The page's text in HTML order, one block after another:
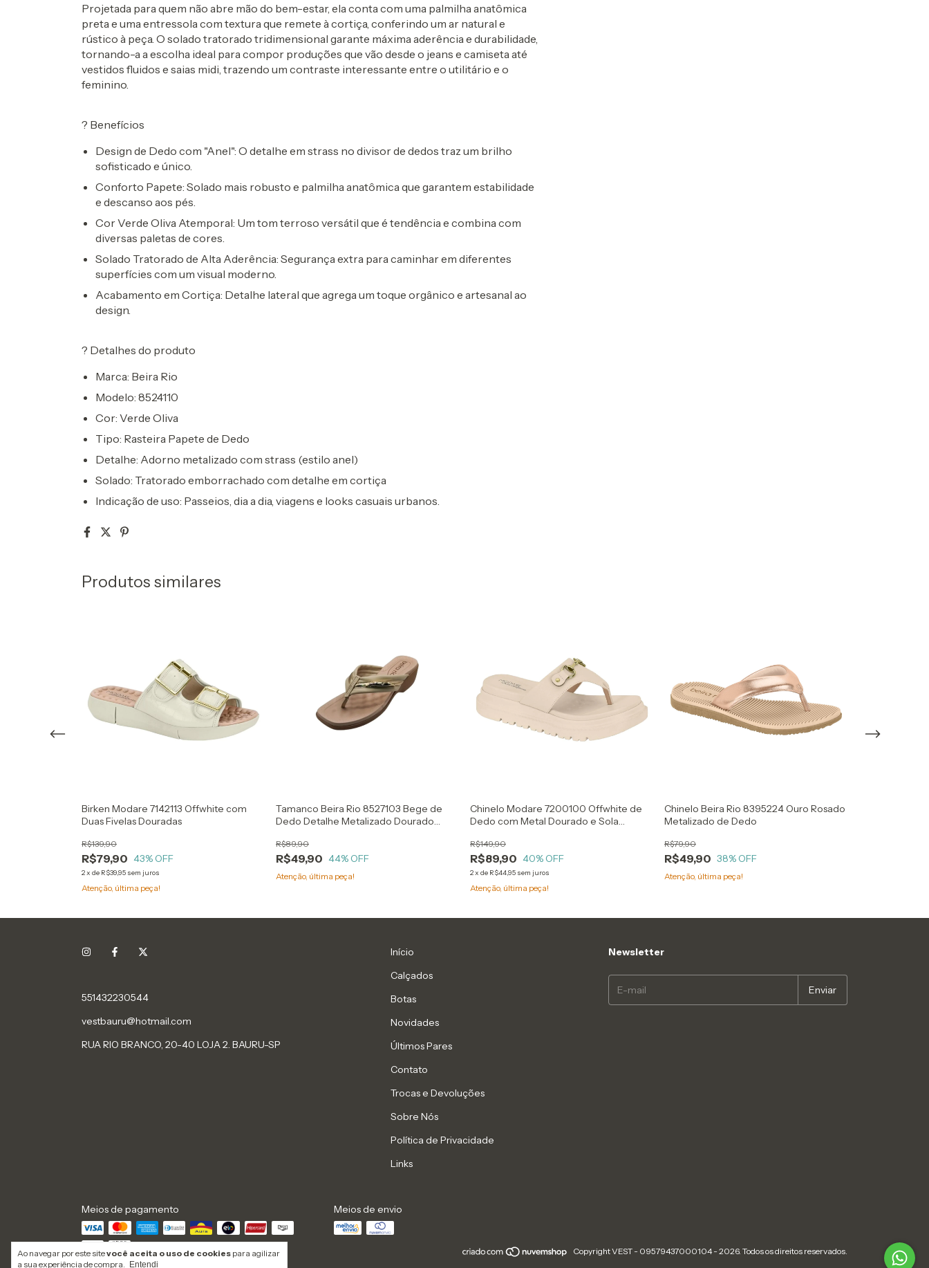
Ao navegar por este sitevocê aceita o uso de cookies para agilizar
a sua experiência de compra.
Entendi
Projetada para quem não abre mão do bem-estar, ela conta com uma palmilha anatômica
preta e uma entressola com textura que remete à cortiça, conferindo um ar natural e
rústico à peça. O solado tratorado tridimensional garante máxima aderência e durabilidade,
tornando-a a escolha ideal para compor produções que vão desde o jeans e camiseta até
vestidos fluidos e saias midi, trazendo um contraste interessante entre o utilitário e o
feminino.
? Benefícios
Design de Dedo com "Anel": O detalhe em strass no divisor de dedos traz um brilho
sofisticado e único.
Conforto Papete: Solado mais robusto e palmilha anatômica que garantem estabilidade
e descanso aos pés.
Cor Verde Oliva Atemporal: Um tom terroso versátil que é tendência e combina com
diversas paletas de cores.
Solado Tratorado de Alta Aderência: Segurança extra para caminhar em diferentes
superfícies com um visual moderno.
Acabamento em Cortiça: Detalhe lateral que agrega um toque orgânico e artesanal ao
design.
? Detalhes do produto
Marca: Beira Rio
Modelo: 8524110
Cor: Verde Oliva
Tipo: Rasteira Papete de Dedo
Detalhe: Adorno metalizado com strass (estilo anel)
Solado: Tratorado emborrachado com detalhe em cortiça
Indicação de uso: Passeios, dia a dia, viagens e looks casuais urbanos.
Produtos similares
Birken Modare 7142113 Offwhite com
Duas Fivelas Douradas
R$79,90
R$139,90
43% OFF
2x de R$39,95 sem juros
Atenção, última peça!
Tamanco Beira Rio 8527103 Bege de
Dedo Detalhe Metalizado Dourado
R$49,90
R$89,90
44% OFF
Atenção, última peça!
Chinelo Modare 7200100 Offwhite de
Dedo com Metal Dourado e Sola
R$89,90
R$149,90
40% OFF
2x de R$44,95 sem juros
Atenção, última peça!
Chinelo Beira Rio 8395224 Ouro Rosado
Metalizado de Dedo
R$49,90
R$79,90
38% OFF
Atenção, última peça!
551432230544
vestbauru@hotmail.com
RUA RIO BRANCO, 20-40 LOJA 2. BAURU-SP
Início
Calçados
Botas
Novidades
Últimos Pares
Contato
Trocas e Devoluções
Sobre Nós
Política de Privacidade
Links
Newsletter
Meios de pagamento Meios de envio
Copyright VEST - 09579437000104 - 2026. Todos os direitos reservados.